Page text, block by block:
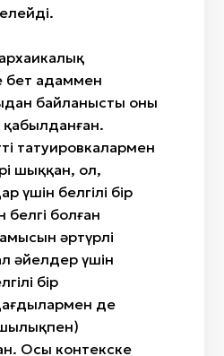
бет адаммен
байланысты оның
қабылданған.
татуировкалармен
шыққан, ол,
үшін белгілі бір
белгі болған
әртүрлі
әйелдер үшін
бір
де
Осы контекске